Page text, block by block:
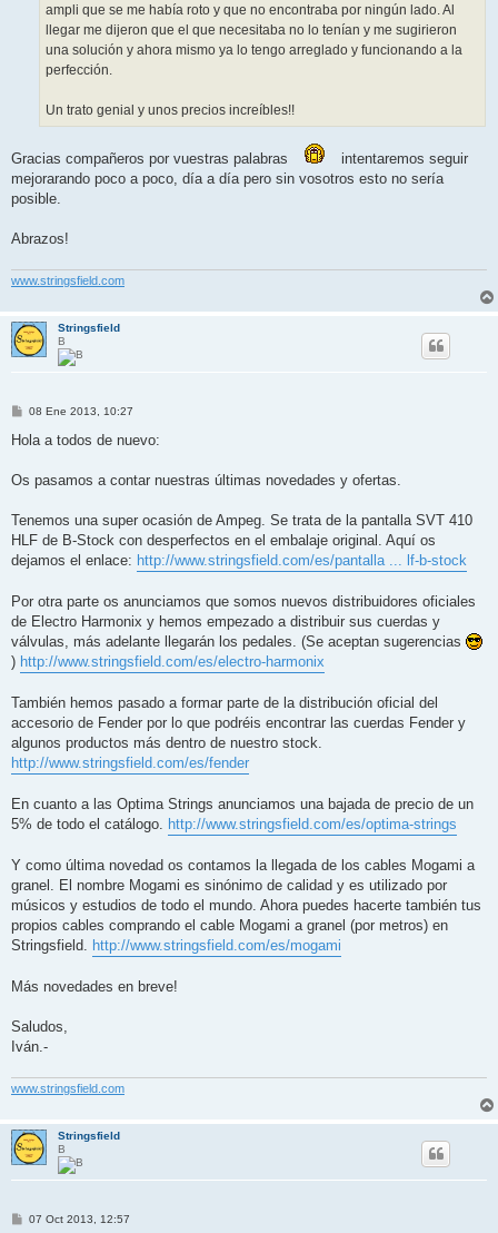
ampli que se me había roto y que no encontraba por ningún lado. Al
llegar me dijeron que el que necesitaba no lo tenían y me sugirieron
una solución y ahora mismo ya lo tengo arreglado y funcionando a la
perfección.
Un trato genial y unos precios increíbles!!
Gracias compañeros por vuestras palabras
intentaremos seguir
mejorarando poco a poco, día a día pero sin vosotros esto no sería
posible.
Abrazos!
www.stringsfield.com
Stringsfield
B
M
n
j
08 Ene 2013, 10:27
Hola a todos de nuevo:
Os pasamos a contar nuestras últimas novedades y ofertas.
Tenemos una super ocasión de Ampeg. Se trata de la pantalla SVT 410
HLF de B-Stock con desperfectos en el embalaje original. Aquí os
dejamos el enlace: http://www.stringsfield.com/es/pantalla ... lf-b-stock
Por otra parte os anunciamos que somos nuevos distribuidores oficiales
de Electro Harmonix y hemos empezado a distribuir sus cuerdas y
válvulas, más adelante llegarán los pedales. (Se aceptan sugerencias
) http://www.stringsfield.com/es/electro-harmonix
También hemos pasado a formar parte de la distribución oficial del
accesorio de Fender por lo que podréis encontrar las cuerdas Fender y
algunos productos más dentro de nuestro stock.
http://www.stringsfield.com/es/fender
En cuanto a las Optima Strings anunciamos una bajada de precio de un
5% de todo el catálogo. http://www.stringsfield.com/es/optima-strings
Y como última novedad os contamos la llegada de los cables Mogami a
granel. El nombre Mogami es sinónimo de calidad y es utilizado por
músicos y estudios de todo el mundo. Ahora puedes hacerte también tus
propios cables comprando el cable Mogami a granel (por metros) en
Stringsfield. http://www.stringsfield.com/es/mogami
Más novedades en breve!
Saludos,
Iván.-
www.stringsfield.com
Stringsfield
B
M07 Oct 2013, 12:57